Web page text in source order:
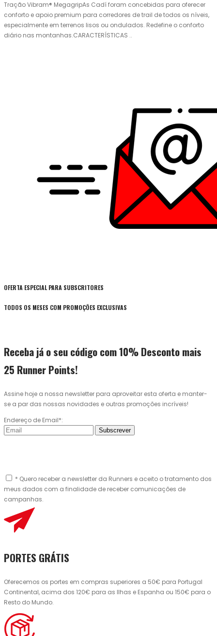
Tração Vibram® MegagripAs Cadí foram concebidas para oferecer
conforto e apoio premium para corredores de trail de todos os níveis,
especialmente em terrenos lisos ou ondulados. Redefine o conforto
diário nas montanhas.CARACTERÍSTICAS ..
OFERTA ESPECIAL PARA SUBSCRITORES
TODOS OS MESES COM PROMOÇÕES EXCLUSIVAS
Receba já o seu código com 10% Desconto mais
25 Runner Points!
Assine hoje a nossa newsletter para aproveitar esta oferta e manter-
se a par das nossas novidades e outras promoções incríveis!
Endereço de Email*:
Subscrever
* Quero receber a newsletter da Runners e aceito o tratamento dos
meus dados com a finalidade de receber comunicações de
campanhas.
PORTES GRÁTIS
Oferecemos os portes em compras superiores a 50€ para Portugal
Continental, acima dos 120€ para as Ilhas e Espanha ou 150€ para o
Resto do Mundo.